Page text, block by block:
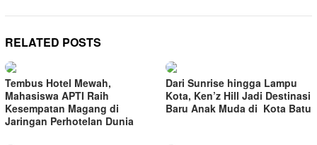
RELATED POSTS
Tembus Hotel Mewah,
Mahasiswa APTI Raih
Kesempatan Magang di
Jaringan Perhotelan Dunia
Dari Sunrise hingga Lampu
Kota, Ken’z Hill Jadi Destinasi
Baru Anak Muda di Kota Batu